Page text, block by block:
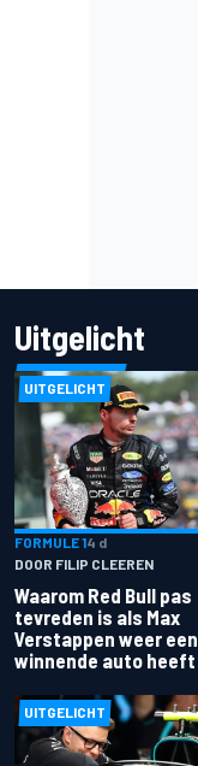
Uitgelicht
UITGELICHT
FORMULE 14 d
DOOR FILIP CLEEREN
Waarom Red Bull pas
tevreden is als Max
Verstappen weer een
winnende auto heeft
UITGELICHT